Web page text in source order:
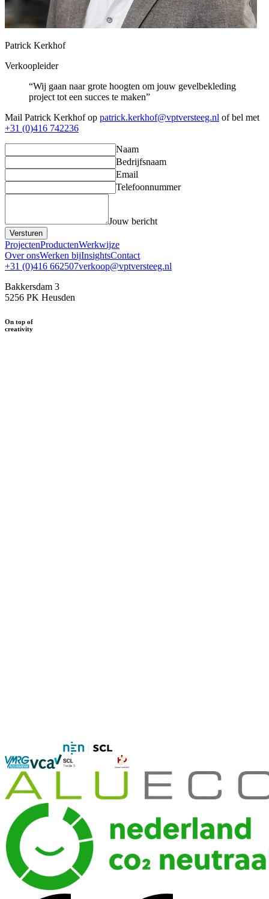
Patrick Kerkhof
Verkoopleider
“Wij gaan naar grote hoogten om jouw gevelbekleding
project tot een succes te maken”
Mail Patrick Kerkhof op patrick.kerkhof@vptversteeg.nl of bel met
+31 (0)416 742236
Naam
Bedrijfsnaam
Email
Telefoonnummer
Jouw bericht
Versturen
ProjectenProductenWerkwijze
Over onsWerken bijInsightsContact
+31 (0)416 662507verkoop@vptversteeg.nl
Bakkersdam 3
5256 PK Heusden
On top of
creativity